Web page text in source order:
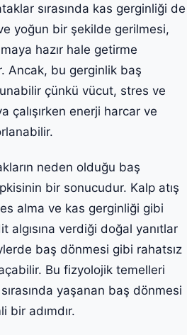
sırasında kas gerginliği de
yoğun bir şekilde gerilmesi,
hazır hale getirme
Ancak, bu gerginlik baş
çünkü vücut, stres ve
çalışırken enerji harcar ve
neden olduğu baş
bir sonucudur. Kalp atış
alma ve kas gerginliği gibi
verdiği doğal yanıtlar
baş dönmesi gibi rahatsız
Bu fizyolojik temelleri
yaşanan baş dönmesi
bir adımdır.